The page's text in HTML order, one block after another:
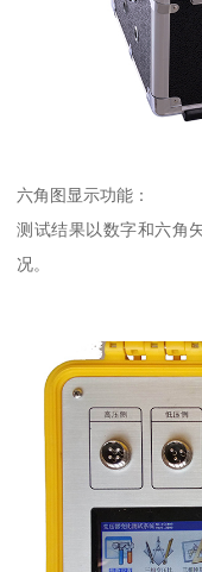
六角图显示功能：
测试结果以数字和六角
况。